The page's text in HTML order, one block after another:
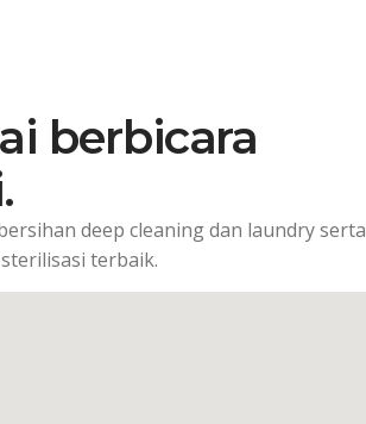
berbicara
deep cleaning dan laundry serta
terbaik.